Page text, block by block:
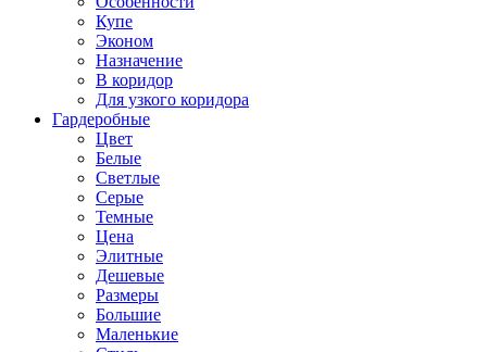
Купе
Эконом
Назначение
В коридор
Для узкого коридора
Гардеробные
Цвет
Белые
Светлые
Серые
Темные
Цена
Элитные
Дешевые
Размеры
Большие
Маленькие